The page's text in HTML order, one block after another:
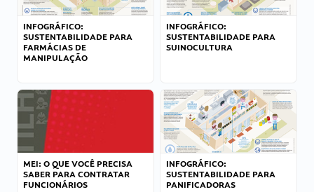
INFOGRÁFICO:
SUSTENTABILIDADE PARA
FARMÁCIAS DE
MANIPULAÇÃO
INFOGRÁFICO:
SUSTENTABILIDADE PARA
SUINOCULTURA
MEI: O QUE VOCÊ PRECISA
SABER PARA CONTRATAR
FUNCIONÁRIOS
INFOGRÁFICO:
SUSTENTABILIDADE PARA
PANIFICADORAS